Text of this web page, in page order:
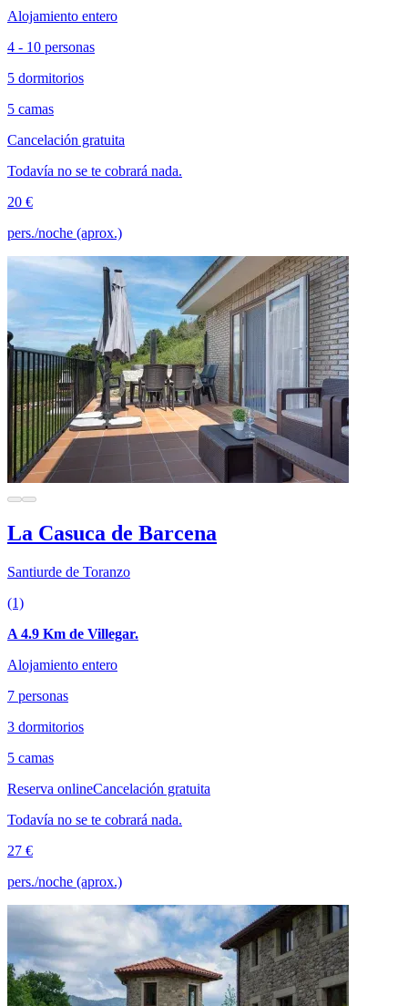
Alojamiento entero
4 - 10 personas
5 dormitorios
5 camas
Cancelación gratuita
Todavía no se te cobrará nada.
20 €
pers./noche (aprox.)
La Casuca de Barcena
Santiurde de Toranzo
(1)
A 4.9 Km de Villegar.
Alojamiento entero
7 personas
3 dormitorios
5 camas
Reserva onlineCancelación gratuita
Todavía no se te cobrará nada.
27 €
pers./noche (aprox.)